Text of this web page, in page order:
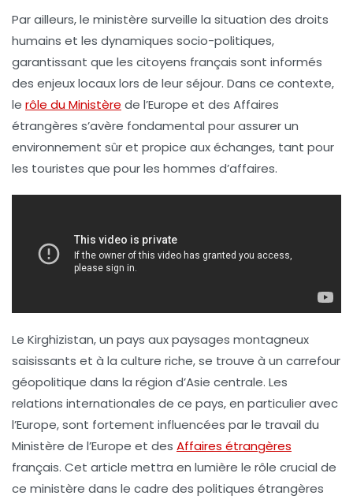
Par ailleurs, le ministère surveille la situation des droits
humains et les dynamiques socio-politiques,
garantissant que les citoyens français sont informés
des enjeux locaux lors de leur séjour. Dans ce contexte,
le rôle du Ministère de l’Europe et des Affaires
étrangères s’avère fondamental pour assurer un
environnement sûr et propice aux échanges, tant pour
les touristes que pour les hommes d’affaires.
Le Kirghizistan, un pays aux paysages montagneux
saisissants et à la culture riche, se trouve à un carrefour
géopolitique dans la région d’Asie centrale. Les
relations internationales de ce pays, en particulier avec
l’Europe, sont fortement influencées par le travail du
Ministère de l’Europe et des Affaires étrangères
français. Cet article mettra en lumière le rôle crucial de
ce ministère dans le cadre des politiques étrangères